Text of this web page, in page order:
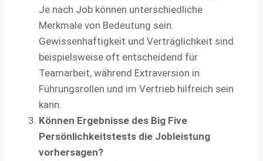
Je nach Job können unterschiedliche
Merkmale von Bedeutung sein.
Gewissenhaftigkeit und Verträglichkeit sind
beispielsweise oft entscheidend für
Teamarbeit, während Extraversion in
Führungsrollen und im Vertrieb hilfreich sein
kann.
Können Ergebnisse des Big Five
Persönlichkeitstests die Jobleistung
vorhersagen?